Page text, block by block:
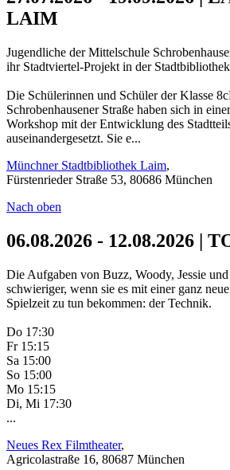
LAIM
Jugendliche der Mittelschule
ihr Stadtviertel-Projekt in der
Die Schülerinnen und Schüler der Klasse
Schrobenhausener Straße haben sich in
Workshop mit der Entwicklung des
auseinandergesetzt. Sie e...
Münchner Stadtbibliothek Laim,
Fürstenrieder Straße 53, 80686 München
Nach oben
06.08.2026 - 12.08.2026 |
Die Aufgaben von Buzz, Woody, Jessie
schwieriger, wenn sie es mit einer ganz
Spielzeit zu tun bekommen: der Technik.
Do 17:30
Fr 15:15
Sa 15:00
So 15:00
Mo 15:15
Di, Mi 17:30
...
Neues Rex Filmtheater,
Agricolastraße 16, 80687 München